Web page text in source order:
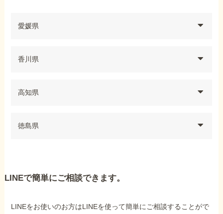
愛媛県
香川県
高知県
徳島県
LINEで簡単にご相談できます。
LINEをお使いのお方はLINEを使って簡単にご相談することがで